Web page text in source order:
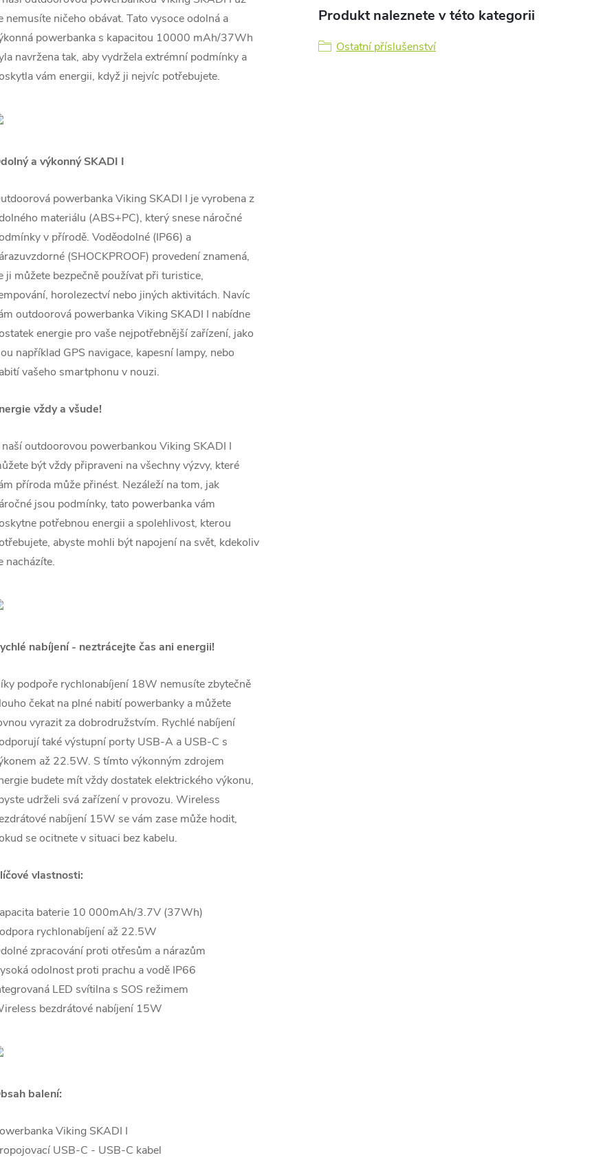
nemusíte ničeho obávat. Tato vysoce odolná a
powerbanka s kapacitou 10000 mAh/37Wh
navržena tak, aby vydržela extrémní podmínky a
vám energii, když ji nejvíc potřebujete.
a výkonný SKADI I
powerbanka Viking SKADI I je vyrobena z
materiálu (ABS+PC), který snese náročné
v přírodě. Voděodolné (IP66) a
(SHOCKPROOF) provedení znamená,
ji můžete bezpečně používat při turistice,
horolezectví nebo jiných aktivitách. Navíc
outdoorová powerbanka Viking SKADI I nabídne
energie pro vaše nejpotřebnější zařízení, jako
například GPS navigace, kapesní lampy, nebo
vašeho smartphonu v nouzi.
vždy a všude!
naší outdoorovou powerbankou Viking SKADI I
být vždy připraveni na všechny výzvy, které
příroda může přinést. Nezáleží na tom, jak
jsou podmínky, tato powerbanka vám
potřebnou energii a spolehlivost, kterou
abyste mohli být napojení na svět, kdekoliv
nacházíte.
nabíjení - neztrácejte čas ani energii!
podpoře rychlonabíjení 18W nemusíte zbytečně
čekat na plné nabití powerbanky a můžete
vyrazit za dobrodružstvím. Rychlé nabíjení
také výstupní porty USB-A a USB-C s
až 22.5W. S tímto výkonným zdrojem
budete mít vždy dostatek elektrického výkonu,
udrželi svá zařízení v provozu. Wireless
nabíjení 15W se vám zase může hodit,
se ocitnete v situaci bez kabelu.
vlastnosti:
baterie 10 000mAh/3.7V (37Wh)
rychlonabíjení až 22.5W
zpracování proti otřesům a nárazům
odolnost proti prachu a vodě IP66
LED svítilna s SOS režimem
bezdrátové nabíjení 15W
balení:
Viking SKADI I
USB-C - USB-C kabel
Produkt naleznete v této kategorii
Ostatní příslušenství